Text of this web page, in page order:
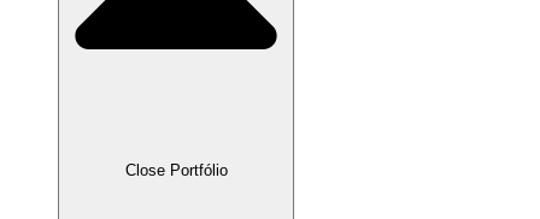
Close Portfólio